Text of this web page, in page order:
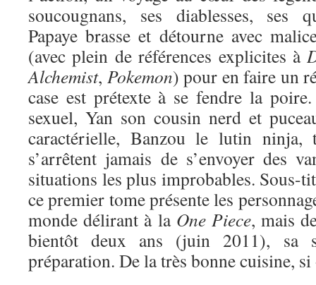
soucougnans, ses diablesses, ses
Papaye brasse et détourne avec
(avec plein de références explicites à
Alchemist, Pokemon) pour en faire un
case est prétexte à se fendre la
sexuel, Yan son cousin nerd et
caractérielle, Banzou le lutin ninja,
s’arrêtent jamais de s’envoyer des
situations les plus improbables. Sous-
ce premier tome présente les
monde délirant à la One Piece, mais
bientôt deux ans (juin 2011), sa
préparation. De la très bonne cuisine, si